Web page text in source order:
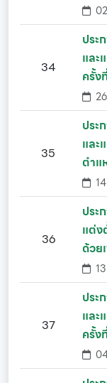
34
ประ
และ
ครั้ง
35
ประ
และ
ตำแ
36
ประ
แต่ง
ด้วย
37
ประ
และ
ครั้ง